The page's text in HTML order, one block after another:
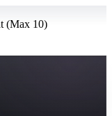
(Max 10)